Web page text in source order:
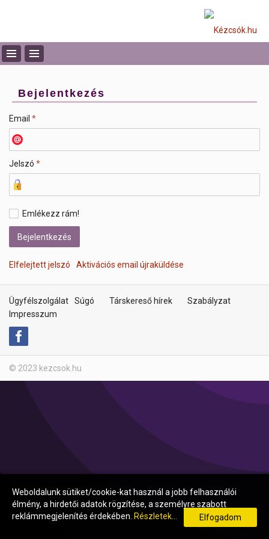
Bejelentkezés
Email *
Jelszó *
Emlékezz rám!
Elfelejtett jelszó Aktivációs email újraküldése
Ügyfélszolgálat Súgó Társkereső hírek
Szabályzat
Impresszum
© 2023 kezcsok.hu
Weboldalunk sütiket/cookie-kat használ a jobb felhasználói
élmény, a hirdetői adatok rögzítése, a személyre szabott
reklámmegjelenítés érdekében. Részletek... Elfogadom